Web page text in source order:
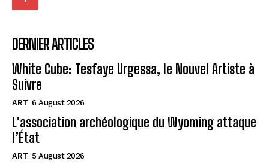
DERNIER ARTICLES
White Cube: Tesfaye Urgessa, le Nouvel Artiste à
Suivre
ART 6 August 2026
L’association archéologique du Wyoming attaque
l’État
ART 5 August 2026